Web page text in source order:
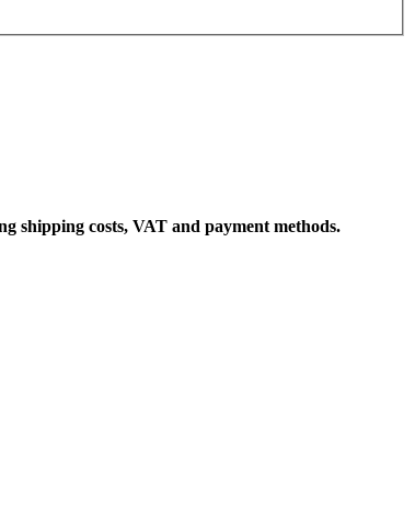
shipping costs, VAT and payment methods.